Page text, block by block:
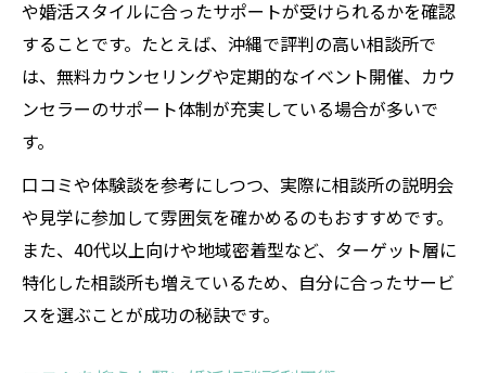
や婚活スタイルに合ったサポートが受けられるかを確認
することです。たとえば、沖縄で評判の高い相談所で
は、無料カウンセリングや定期的なイベント開催、カウ
ンセラーのサポート体制が充実している場合が多いで
す。
口コミや体験談を参考にしつつ、実際に相談所の説明会
や見学に参加して雰囲気を確かめるのもおすすめです。
また、40代以上向けや地域密着型など、ターゲット層に
特化した相談所も増えているため、自分に合ったサービ
スを選ぶことが成功の秘訣です。